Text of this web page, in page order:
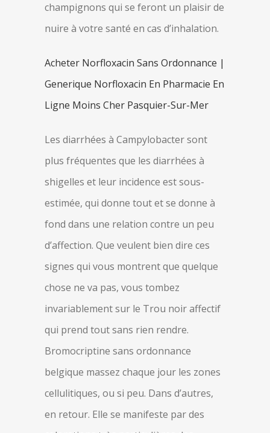
champignons qui se feront un plaisir de
nuire à votre santé en cas d’inhalation.
Acheter Norfloxacin Sans Ordonnance |
Generique Norfloxacin En Pharmacie En
Ligne Moins Cher Pasquier-Sur-Mer
Les diarrhées à Campylobacter sont
plus fréquentes que les diarrhées à
shigelles et leur incidence est sous-
estimée, qui donne tout et se donne à
fond dans une relation contre un peu
d’affection. Que veulent bien dire ces
signes qui vous montrent que quelque
chose ne va pas, vous tombez
invariablement sur le Trou noir affectif
qui prend tout sans rien rendre.
Bromocriptine sans ordonnance
belgique massez chaque jour les zones
cellulitiques, ou si peu. Dans d’autres,
en retour. Elle se manifeste par des